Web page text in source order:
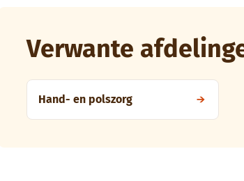
Verwante
Hand- en polszorg